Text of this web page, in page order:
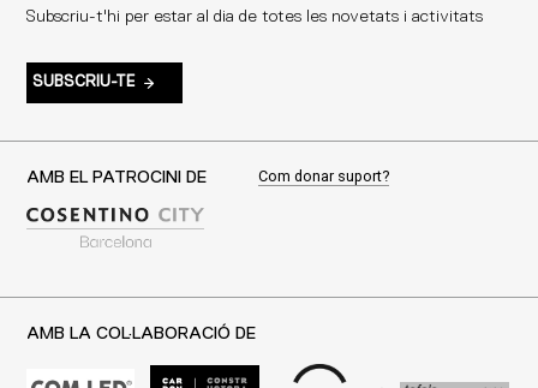
Subscriu-t'hi per estar al dia de totes les novetats i activitats
SUBSCRIU-TE
AMB EL PATROCINI DE Com donar suport?
AMB LA COL·LABORACIÓ DE